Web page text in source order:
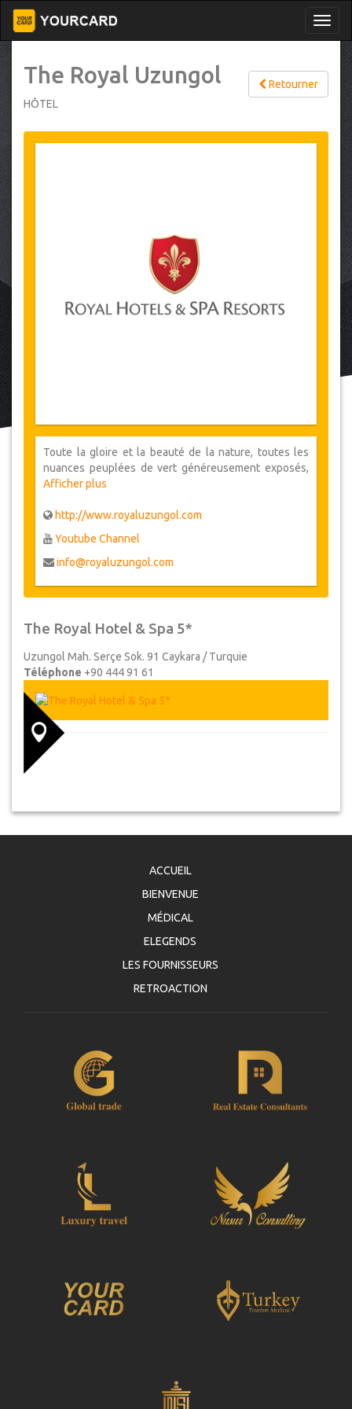
Retourner
The Royal Uzungol
HÔTEL
Toute la gloire et la beauté de la nature, toutes les
nuances peuplées de vert généreusement exposés,
dans l'esprit de paix et de devenir, l’hôtel est un
d’Uzungöl, il a été construit conformément à la
magnificence. La nature et l'intégrité architecturale
pour atteindre l’excellence qui ne s'arrêtera à rien
pour démontrer les remarquables efforts pour cet
Afficher plus
http://www.royaluzungol.com
Youtube Channel
info@royaluzungol.com
The Royal Hotel & Spa 5*
Uzungol Mah. Serçe Sok. 91 Caykara / Turquie
Téléphone +90 444 91 61
ACCUEIL
BIENVENUE
MÉDICAL
ELEGENDS
LES FOURNISSEURS
RETROACTION